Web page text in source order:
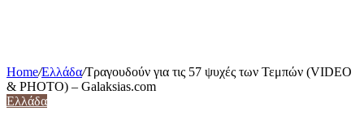
Home/Ελλάδα/Τραγουδούν για τις 57 ψυχές των Τεμπών (VIDEO
& PHOTO) – Galaksias.com
Ελλάδα